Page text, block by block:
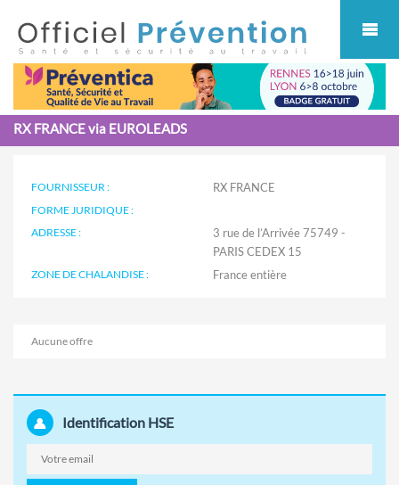
RX FRANCE via EUROLEADS
FOURNISSEUR : RX FRANCE
FORME JURIDIQUE :
ADRESSE :
3 rue de l’Arrivée 75749 -
PARIS CEDEX 15
ZONE DE CHALANDISE :
Aucune offre
Identification HSE